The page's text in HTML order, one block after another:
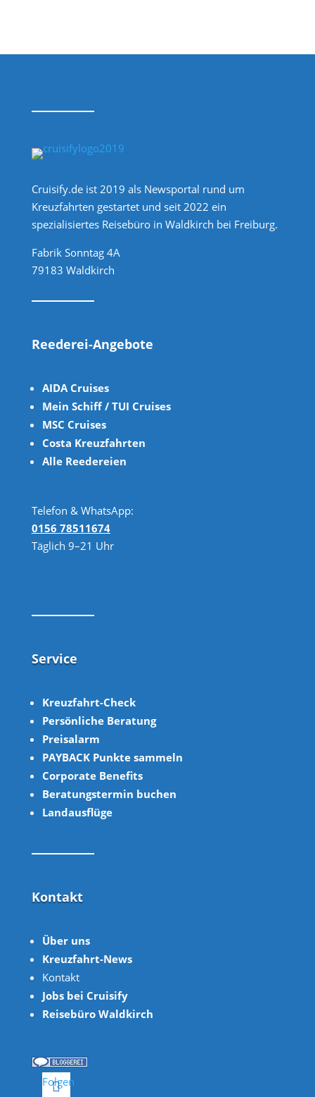
Cruisify.de ist 2019 als Newsportal rund um
Kreuzfahrten gestartet und seit 2022 ein
spezialisiertes Reisebüro in Waldkirch bei Freiburg.
Fabrik Sonntag 4A
79183 Waldkirch
Reederei-Angebote
AIDA Cruises
Mein Schiff / TUI Cruises
MSC Cruises
Costa Kreuzfahrten
Alle Reedereien
Telefon & WhatsApp:
0156 78511674
Täglich 9–21 Uhr
Service
Kreuzfahrt-Check
Persönliche Beratung
Preisalarm
PAYBACK Punkte sammeln
Corporate Benefits
Beratungstermin buchen
Landausflüge
Kontakt
Über uns
Kreuzfahrt-News
Kontakt
Jobs bei Cruisify
Reisebüro Waldkirch
Folgen